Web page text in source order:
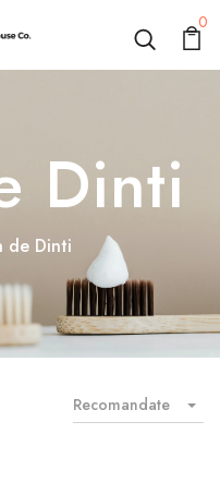
0
Dinti
de Dinti
Recomandate